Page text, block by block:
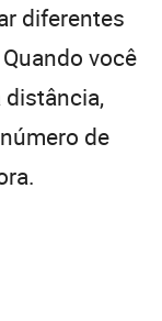
diferentes
você
distância,
de